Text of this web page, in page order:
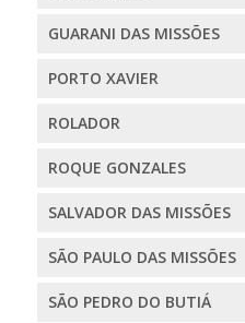
GUARANI DAS MISSÕES
PORTO XAVIER
ROLADOR
ROQUE GONZALES
SALVADOR DAS MISSÕES
SÃO PAULO DAS MISSÕES
SÃO PEDRO DO BUTIÁ